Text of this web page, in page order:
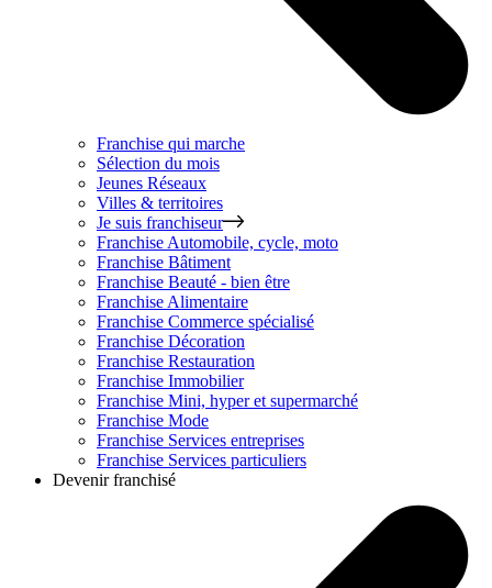
Franchise qui marche
Sélection du mois
Jeunes Réseaux
Villes & territoires
Je suis franchiseur
Franchise Automobile, cycle, moto
Franchise Bâtiment
Franchise Beauté - bien être
Franchise Alimentaire
Franchise Commerce spécialisé
Franchise Décoration
Franchise Restauration
Franchise Immobilier
Franchise Mini, hyper et supermarché
Franchise Mode
Franchise Services entreprises
Franchise Services particuliers
Devenir franchisé